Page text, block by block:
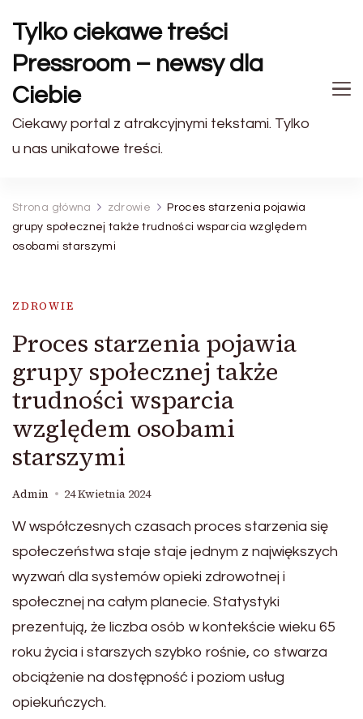
Tylko ciekawe treści
Pressroom – newsy dla
Ciebie
Ciekawy portal z atrakcyjnymi tekstami. Tylko
u nas unikatowe treści.
Strona główna zdrowie
Proces starzenia pojawia
grupy społecznej także trudności wsparcia względem
osobami starszymi
ZDROWIE
Proces starzenia pojawia
grupy społecznej także
trudności wsparcia
względem osobami
starszymi
Admin 24 Kwietnia 2024
W współczesnych czasach proces starzenia się
społeczeństwa staje staje jednym z największych
wyzwań dla systemów opieki zdrowotnej i
społecznej na całym planecie. Statystyki
prezentują, że liczba osób w kontekście wieku 65
roku życia i starszych szybko rośnie, co stwarza
obciążenie na dostępność i poziom usług
opiekuńczych.